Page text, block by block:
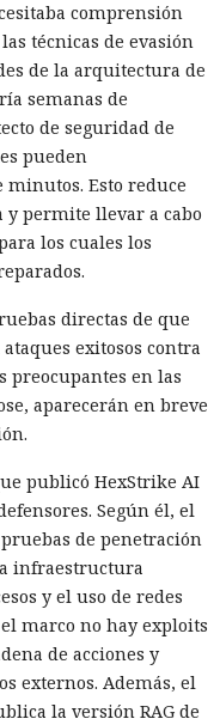
comprensión
técnicas de evasión
de la arquitectura de
semanas de
de seguridad de
pueden
Esto reduce
permite llevar a cabo
los cuales los
directas de que
exitosos contra
preocupantes en las
aparecerán en breve
publicó HexStrike AI
Según él, el
de penetración
infraestructura
y el uso de redes
marco no hay exploits
de acciones y
externos. Además, el
la versión RAG de